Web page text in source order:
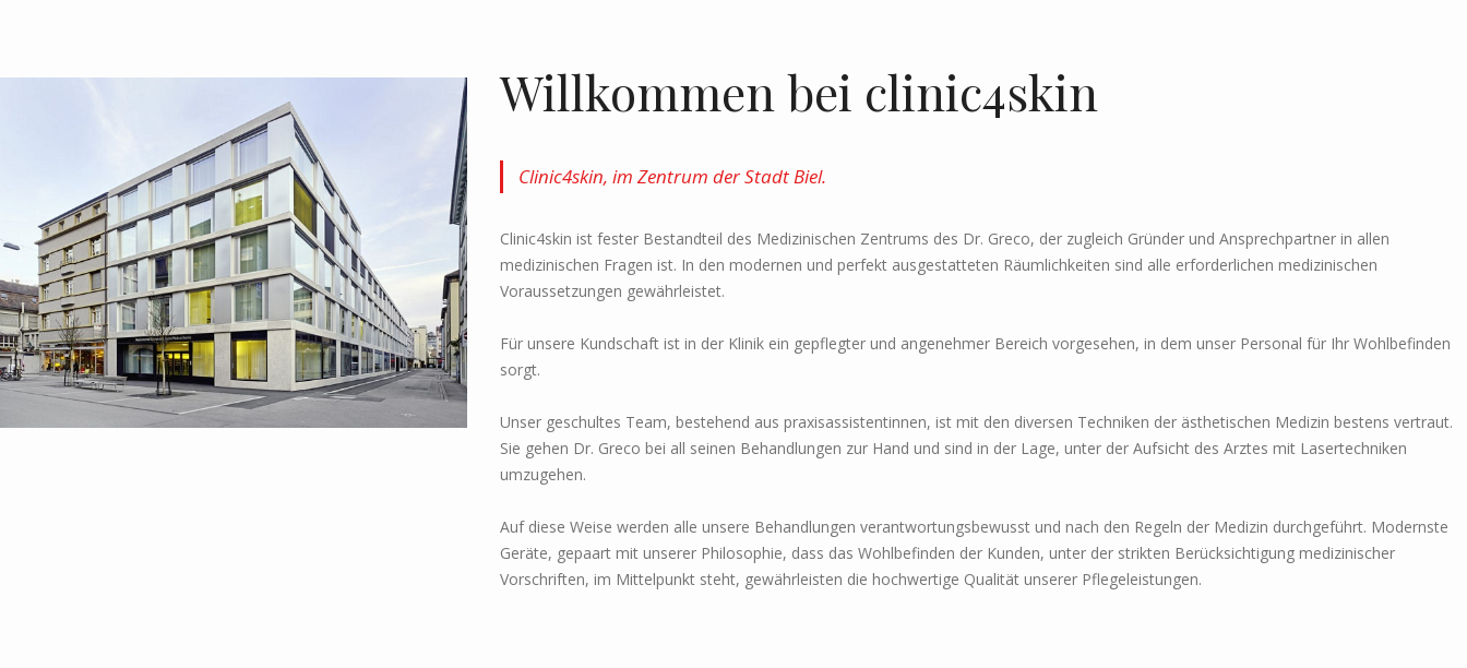
Willkommen bei clinic4skin
Clinic4skin, im Zentrum der Stadt Biel.
Clinic4skin ist fester Bestandteil des Medizinischen Zentrums des Dr. Greco, der zugleich Gründer und Ansprechpartner in allen
medizinischen Fragen ist. In den modernen und perfekt ausgestatteten Räumlichkeiten sind alle erforderlichen medizinischen
Voraussetzungen gewährleistet.
Für unsere Kundschaft ist in der Klinik ein gepflegter und angenehmer Bereich vorgesehen, in dem unser Personal für Ihr Wohlbefinden
sorgt.
Unser geschultes Team, bestehend aus praxisassistentinnen, ist mit den diversen Techniken der ästhetischen Medizin bestens vertraut.
Sie gehen Dr. Greco bei all seinen Behandlungen zur Hand und sind in der Lage, unter der Aufsicht des Arztes mit Lasertechniken
umzugehen.
Auf diese Weise werden alle unsere Behandlungen verantwortungsbewusst und nach den Regeln der Medizin durchgeführt. Modernste
Geräte, gepaart mit unserer Philosophie, dass das Wohlbefinden der Kunden, unter der strikten Berücksichtigung medizinischer
Vorschriften, im Mittelpunkt steht, gewährleisten die hochwertige Qualität unserer Pflegeleistungen.